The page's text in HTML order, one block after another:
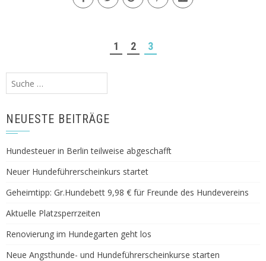
1 2 3
Suche
nach:
NEUESTE BEITRÄGE
Hundesteuer in Berlin teilweise abgeschafft
Neuer Hundeführerscheinkurs startet
Geheimtipp: Gr.Hundebett 9,98 € für Freunde des Hundevereins
Aktuelle Platzsperrzeiten
Renovierung im Hundegarten geht los
Neue Angsthunde- und Hundeführerscheinkurse starten